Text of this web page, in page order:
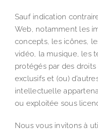
Sauf indication
Web, notamment les
concepts, les icônes,
vidéo, la musique, les
protégés par des
exclusifs et (ou)
intellectuelle
ou exploitée sous
Nous vous invitons à